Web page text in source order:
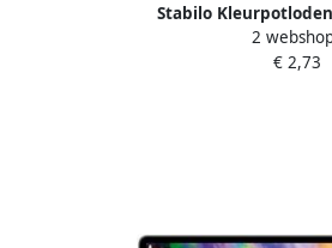
Stabilo
kalkpastel
2
€ 2,73